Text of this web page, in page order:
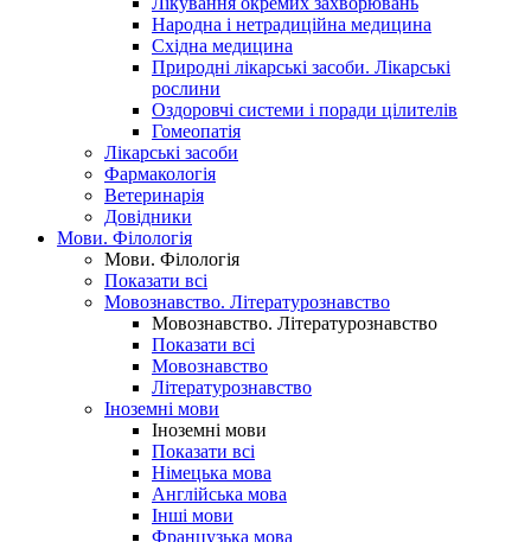
Народна і нетрадиційна медицина
Східна медицина
Природні лікарські засоби. Лікарські
рослини
Оздоровчі системи і поради цілителів
Гомеопатія
Лікарські засоби
Фармакологія
Ветеринарія
Довідники
Мови. Філологія
Мови. Філологія
Показати всі
Мовознавство. Літературознавство
Мовознавство. Літературознавство
Показати всі
Мовознавство
Літературознавство
Іноземні мови
Іноземні мови
Показати всі
Німецька мова
Англійська мова
Інші мови
Французька мова